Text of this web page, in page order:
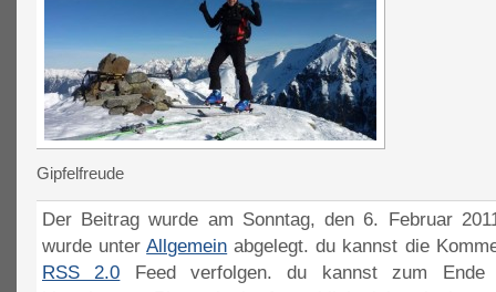
Gipfelfreude
Der Beitrag wurde am Sonntag, den 6. Februar
wurde unterAllgemein abgelegt. du kannst die
RSS 2.0 Feed verfolgen. du kannst zum Ende